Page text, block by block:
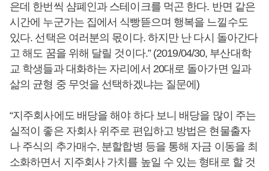
은데 한번씩 샴폐인과 스테이크를 먹곤 한다. 반면 같은
시간에 누군가는 집에서 식빵뜯으며 행복을 느낄수도
있다. 선택은 여러분의 몫이다. 하지만 난 다시 돌아간다
고 해도 꿈을 위해 달릴 것이다.” (2019/04/30, 부산대학
교 학생들과 대화하는 자리에서 20대로 돌아가면 일과
삶의 균형 중 무엇을 선택하겠냐는 질문에)
“지주회사에도 배당을 해야 하다 보니 배당을 많이 주는
실적이 좋은 자회사 위주로 편입하고 방법은 현물출자
나 주식의 추가매수, 분할합병 등을 통해 자금 이동을 최
소화하면서 지주회사 가치를 높일 수 있는 형태로 할 것